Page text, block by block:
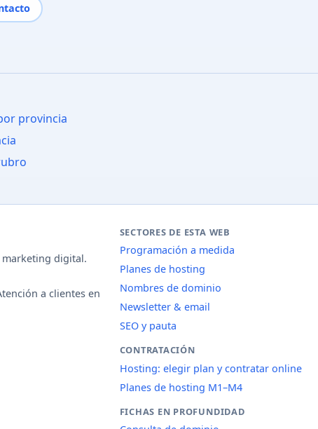
provincia
digital.
a clientes en
SECTORES DE ESTA WEB
Programación a medida
Planes de hosting
Nombres de dominio
Newsletter & email
SEO y pauta
CONTRATACIÓN
Hosting: elegir plan y contratar online
Planes de hosting M1–M4
FICHAS EN PROFUNDIDAD